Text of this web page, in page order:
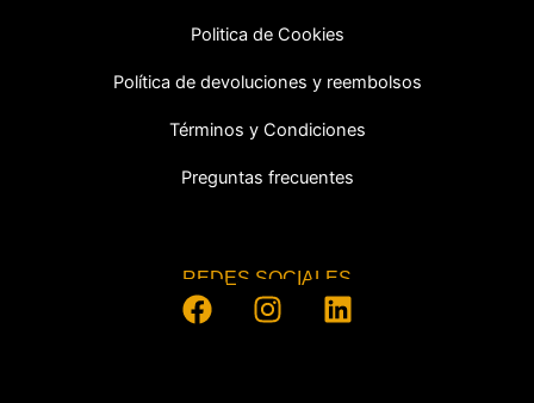
Politica de Cookies
Política de devoluciones y reembolsos
Términos y Condiciones
Preguntas frecuentes
REDES SOCIALES
F
a
I
n
L
i